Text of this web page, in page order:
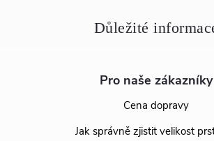
Pro naše zákazníky
Cena dopravy
Jak správně zjistit velikost